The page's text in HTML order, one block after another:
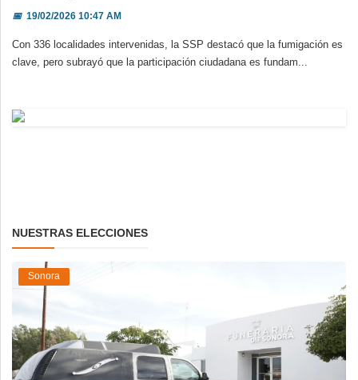
📅19/02/2026 10:47 AM
Con 336 localidades intervenidas, la SSP destacó que la fumigación es
clave, pero subrayó que la participación ciudadana es fundam...
NUESTRAS ELECCIONES
Sonora